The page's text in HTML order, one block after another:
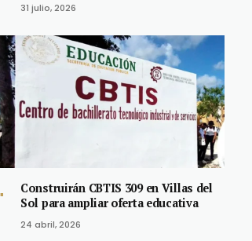
31 julio, 2026
Construirán CBTIS 309 en Villas del
Sol para ampliar oferta educativa
24 abril, 2026